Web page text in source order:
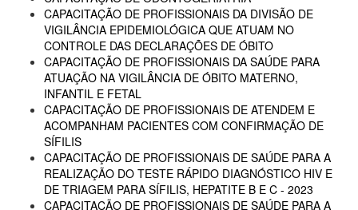
CAPACITAÇÃO DE PROFISSIONAIS DA DIVISÃO DE
VIGILÂNCIA EPIDEMIOLÓGICA QUE ATUAM NO
CONTROLE DAS DECLARAÇÕES DE ÓBITO
CAPACITAÇÃO DE PROFISSIONAIS DA SAÚDE PARA
ATUAÇÃO NA VIGILÂNCIA DE ÓBITO MATERNO,
INFANTIL E FETAL
CAPACITAÇÃO DE PROFISSIONAIS DE ATENDEM E
ACOMPANHAM PACIENTES COM CONFIRMAÇÃO DE
SÍFILIS
CAPACITAÇÃO DE PROFISSIONAIS DE SAÚDE PARA A
REALIZAÇÃO DO TESTE RÁPIDO DIAGNÓSTICO HIV E
DE TRIAGEM PARA SÍFILIS, HEPATITE B E C - 2023
CAPACITAÇÃO DE PROFISSIONAIS DE SAÚDE PARA A